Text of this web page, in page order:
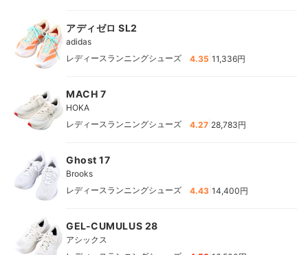
アディゼロ SL2
adidas
レディースランニングシューズ
4.35 11,336円
MACH 7
HOKA
レディースランニングシューズ
4.27 28,783円
Ghost 17
Brooks
レディースランニングシューズ
4.43 14,400円
GEL-CUMULUS 28
アシックス